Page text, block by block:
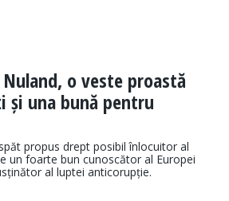
Nuland, o veste proastă
și una bună pentru
propus drept posibil înlocuitor al
un foarte bun cunoscător al Europei
al luptei anticorupție.